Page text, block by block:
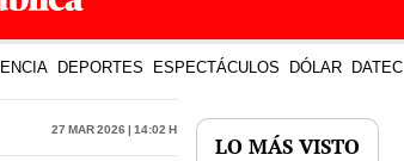
DEPORTES ESPECTÁCULOS DÓLAR DATEC
27 Mar 2026 | 14:02 h
LO MÁS VISTO